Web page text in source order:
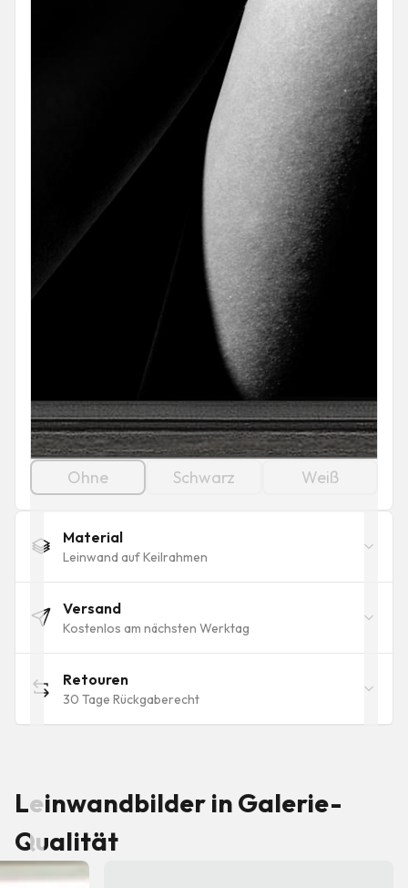
Ohne Schwarz Weiß
Material
Leinwand auf Keilrahmen
Versand
Kostenlos am nächsten Werktag
Retouren
30 Tage Rückgaberecht
Leinwandbilder in Galerie-
Qualität